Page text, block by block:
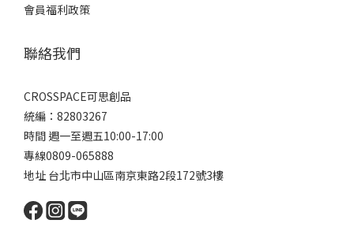
會員福利政策
聯絡我們
CROSSPACE可思創品
統編：82803267
時間 週一至週五10:00-17:00
專線0809-065888
地址 台北市中山區南京東路2段172號3樓